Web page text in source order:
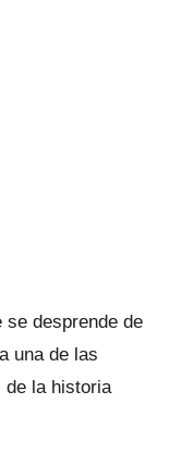
se desprende de
una de las
de la historia